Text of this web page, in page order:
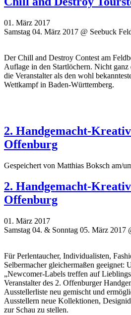
01. März 2017
Samstag 04. März 2017 @ Seebuck
Der Chill and Destroy Contest am
Auflage in den Startlöchern. Nicht ganz
die Veranstalter als den wohl
Wettkampf in Baden-Württemberg.
2. Handgemacht-
Offenburg
Gespeichert von Matthias Boksch am/
2. Handgemacht-
Offenburg
01. März 2017
Samstag 04. & Sonntag 05. März 2017
Für Perlentaucher, Individualisten,
Selbermacher gleichermaßen geeignet:
„Newcomer-Labels treffen auf
Veranstalter des 2. Offenburger
Ausstellerliste neu gemischt und
Ausstellern neue Kollektionen,
zur Schau zu stellen.